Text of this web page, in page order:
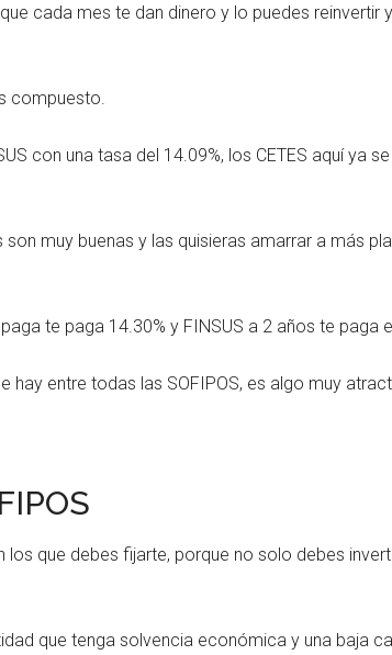
cada mes te dan dinero y lo puedes reinvertir
compuesto.
con una tasa del 14.09%, los CETES aquí ya
muy buenas y las quisieras amarrar a más
te paga 14.30% y FINSUS a 2 años te paga
hay entre todas las SOFIPOS, es algo muy
que debes fijarte, porque no solo debes
que tenga solvencia económica y una baja